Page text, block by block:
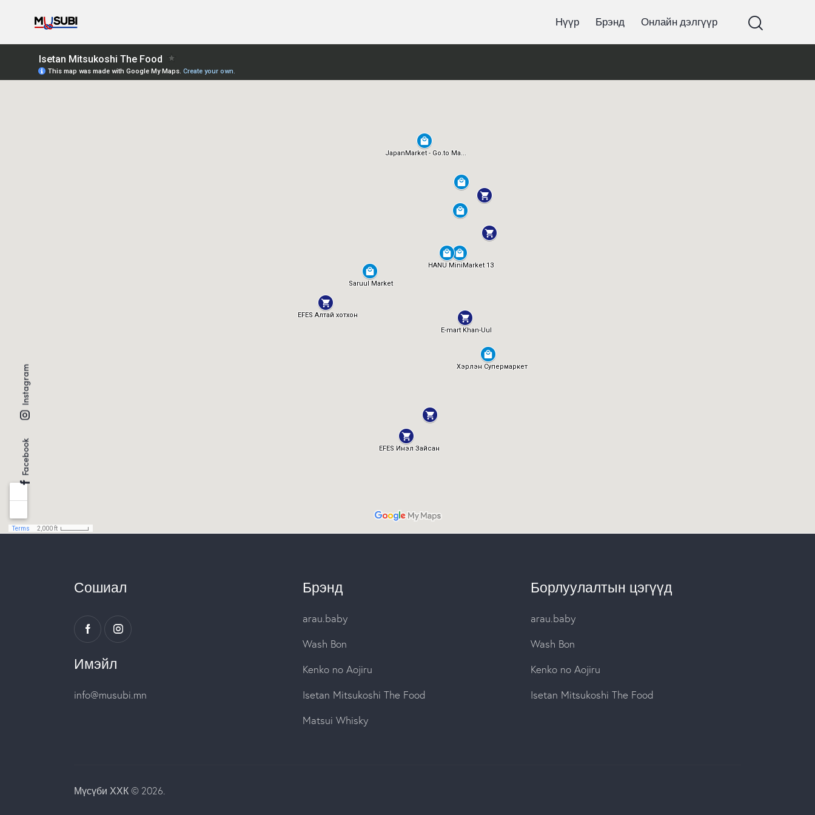
Нүүр Брэнд Онлайн дэлгүүр
Сошиал
Имэйл
info@musubi.mn
Брэнд
arau.baby
Wash Bon
Kenko no Aojiru
Isetan Mitsukoshi The Food
Matsui Whisky
Борлуулалтын цэгүүд
arau.baby
Wash Bon
Kenko no Aojiru
Isetan Mitsukoshi The Food
Мүсүби ХХК © 2026.
Facebook
Instagram